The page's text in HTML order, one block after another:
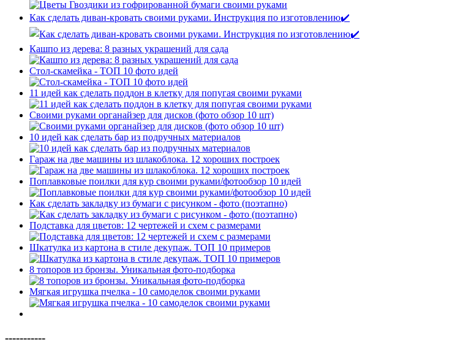
Как сделать диван-кровать своими руками. Инструкция по изготовлению✔️
Кашпо из дерева: 8 разных украшений для сада
Стол-скамейка - ТОП 10 фото идей
11 идей как сделать поддон в клетку для попугая своими руками
Своими руками органайзер для дисков (фото обзор 10 шт)
10 идей как сделать бар из подручных материалов
Гараж на две машины из шлакоблока. 12 хороших построек
Поплавковые поилки для кур своими руками/фотообзор 10 идей
Как сделать закладку из бумаги с рисунком - фото (поэтапно)
Подставка для цветов: 12 чертежей и схем с размерами
Шкатулка из картона в стиле декупаж. ТОП 10 примеров
8 топоров из бронзы. Уникальная фото-подборка
Мягкая игрушка пчелка - 10 самоделок своими руками
-----------